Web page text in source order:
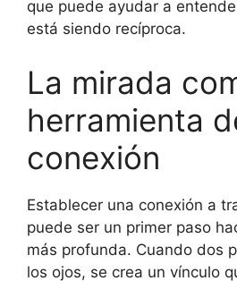
que puede ayudar a
está siendo recíproca.
La mirada
herramienta
conexión
Establecer una conexión a
puede ser un primer paso
más profunda. Cuando dos
los ojos, se crea un vínculo